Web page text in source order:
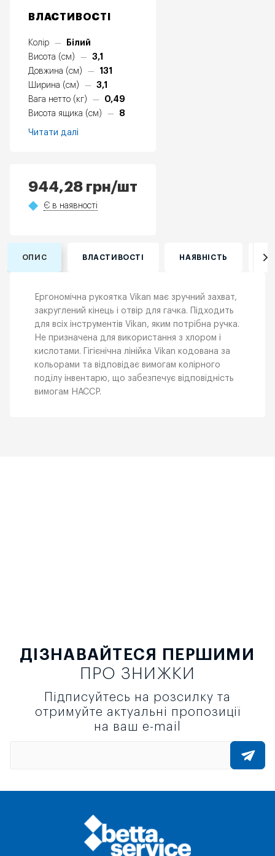
ВЛАСТИВОСТІ
Колір —
Білий
Висота (см)
—
3,1
Довжина (см)
—
131
Ширина (см)
—
3,1
Вага нетто (кг)
—
0,49
Висота ящика (см)
— 8
Читати далі
944,28 грн/шт
Є в наявності
ОПИС ВЛАСТИВОСТІ НАЯВНІСТЬ
Ергономічна рукоятка Vikan має зручний захват,
закруглений кінець і отвір для гачка. Підходить
для всіх інструментів Vikan, яким потрібна ручка.
Не призначена для використання з хлором і
кислотами. Гігієнічна лінійка Vikan кодована за
кольорами та відповідає вимогам колірного
поділу інвентарю, що забезпечує відповідність
вимогам НАССР.
ДІЗНАВАЙТЕСЯ ПЕРШИМИ
ПРО ЗНИЖКИ
Підписуйтесь на розсилку та
отримуйте актуальні пропозиції
на ваш e-mail